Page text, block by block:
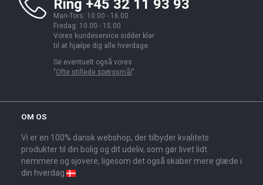
Ring +45 32 11 93 93
Man-Tors: 10.00 - 16.00
Fredag: 10.00 - 15.00
Vores kundeservice sidder klar
til at hjælpe dig alle hverdage.
Se eventuelt også vores
"Ofte stillede spørgsmål ".
OM OS
Vi er en 100% dansk webshop, der tilbyder kvalitets
produkter til din bolig og dit udeliv, som gør livet lidt
nemmere og sjovere, ligesom det også skaber mere glæde i
din hverdag